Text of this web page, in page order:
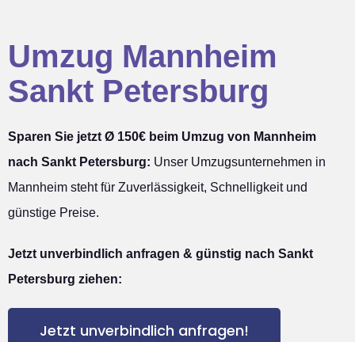
Umzug Mannheim
Sankt Petersburg
Sparen Sie jetzt Ø 150€ beim Umzug von Mannheim
nach Sankt Petersburg: Unser Umzugsunternehmen in
Mannheim steht für Zuverlässigkeit, Schnelligkeit und
günstige Preise.
Jetzt unverbindlich anfragen & günstig nach Sankt
Petersburg ziehen:
Jetzt unverbindlich anfragen!